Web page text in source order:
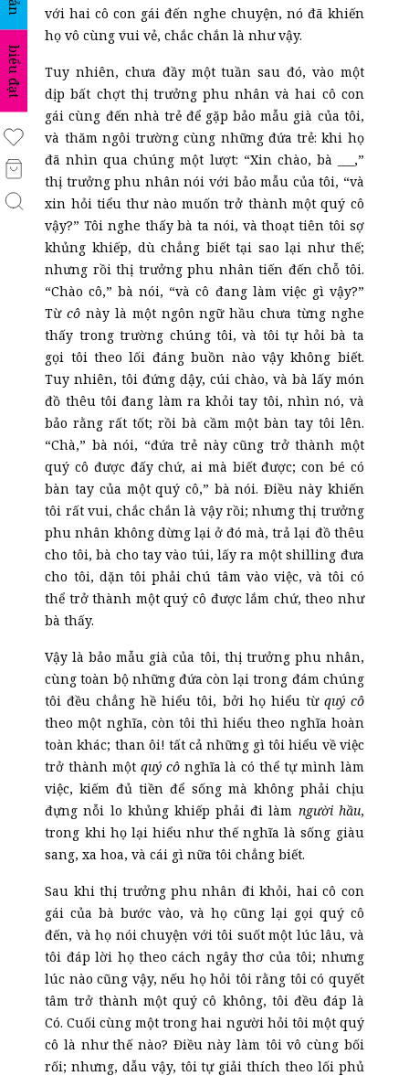
biểu đạt
với hai cô con gái đến nghe chuyện, nó đã khiến
họ vô cùng vui vẻ, chắc chắn là như vậy.
Tuy nhiên, chưa đầy một tuần sau đó, vào một
dịp bất chợt thị trưởng phu nhân và hai cô con
gái cùng đến nhà trẻ để gặp bảo mẫu già của tôi,
và thăm ngôi trường cùng những đứa trẻ: khi họ
đã nhìn qua chúng một lượt: “Xin chào, bà ___,”
thị trưởng phu nhân nói với bảo mẫu của tôi, “và
xin hỏi tiểu thư nào muốn trở thành một quý cô
vậy?” Tôi nghe thấy bà ta nói, và thoạt tiên tôi sợ
khủng khiếp, dù chẳng biết tại sao lại như thế;
nhưng rồi thị trưởng phu nhân tiến đến chỗ tôi.
“Chào cô,” bà nói, “và cô đang làm việc gì vậy?”
Từcô này là một ngôn ngữ hầu chưa từng nghe
thấy trong trường chúng tôi, và tôi tự hỏi bà ta
gọi tôi theo lối đáng buồn nào vậy không biết.
Tuy nhiên, tôi đứng dậy, cúi chào, và bà lấy món
đồ thêu tôi đang làm ra khỏi tay tôi, nhìn nó, và
bảo rằng rất tốt; rồi bà cầm một bàn tay tôi lên.
“Chà,” bà nói, “đứa trẻ này cũng trở thành một
quý cô được đấy chứ, ai mà biết được; con bé có
bàn tay của một quý cô,” bà nói. Điều này khiến
tôi rất vui, chắc chắn là vậy rồi; nhưng thị trưởng
phu nhân không dừng lại ở đó mà, trả lại đồ thêu
cho tôi, bà cho tay vào túi, lấy ra một shilling đưa
cho tôi, dặn tôi phải chú tâm vào việc, và tôi có
thể trở thành một quý cô được lắm chứ, theo như
bà thấy.
Vậy là bảo mẫu già của tôi, thị trưởng phu nhân,
cùng toàn bộ những đứa còn lại trong đám chúng
tôi đều chẳng hề hiểu tôi, bởi họ hiểu từ quý cô
theo một nghĩa, còn tôi thì hiểu theo nghĩa hoàn
toàn khác; than ôi! tất cả những gì tôi hiểu về việc
trở thành một quý cônghĩa là có thể tự mình làm
việc, kiếm đủ tiền để sống mà không phải chịu
đựng nỗi lo khủng khiếp phải đi làm người hầu,
trong khi họ lại hiểu như thế nghĩa là sống giàu
sang, xa hoa, và cái gì nữa tôi chẳng biết.
Sau khi thị trưởng phu nhân đi khỏi, hai cô con
gái của bà bước vào, và họ cũng lại gọi quý cô
đến, và họ nói chuyện với tôi suốt một lúc lâu, và
tôi đáp lời họ theo cách ngây thơ của tôi; nhưng
lúc nào cũng vậy, nếu họ hỏi tôi rằng tôi có quyết
tâm trở thành một quý cô không, tôi đều đáp là
Có. Cuối cùng một trong hai người hỏi tôi một quý
cô là như thế nào? Điều này làm tôi vô cùng bối
rối; nhưng, dẫu vậy, tôi tự giải thích theo lối phủ